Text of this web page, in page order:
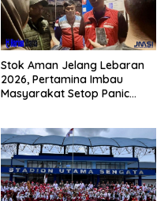
Stok Aman Jelang Lebaran
2026, Pertamina Imbau
Masyarakat Setop Panic